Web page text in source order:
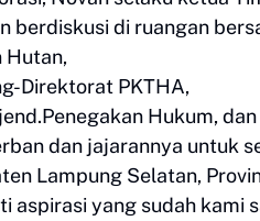
berdiskusi di ruangan
Hutan,
Direktorat PKTHA,
Hukum,
dan jajarannya untuk
Lampung Selatan,
aspirasi yang sudah kami